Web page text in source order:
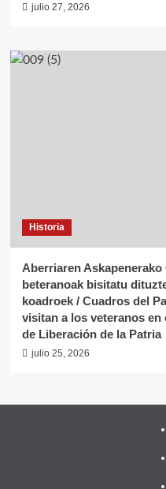
julio 27, 2026
Historia
Aberriaren
beteranoak bisitatu
koadroek / Cuadros del
visitan a los veteranos en
de Liberación de la Patria
julio 25, 2026